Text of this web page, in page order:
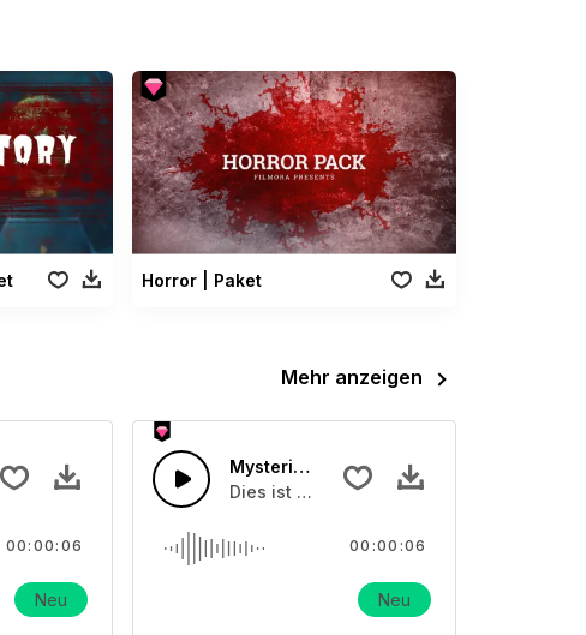
Horror | Paket
Mehr anzeigen
über Schulglocken
00:00:06
Neu
Mysteriöse Horrorglocke 01
Dies ist ein Soundeffekt über
00:00:06
Neu